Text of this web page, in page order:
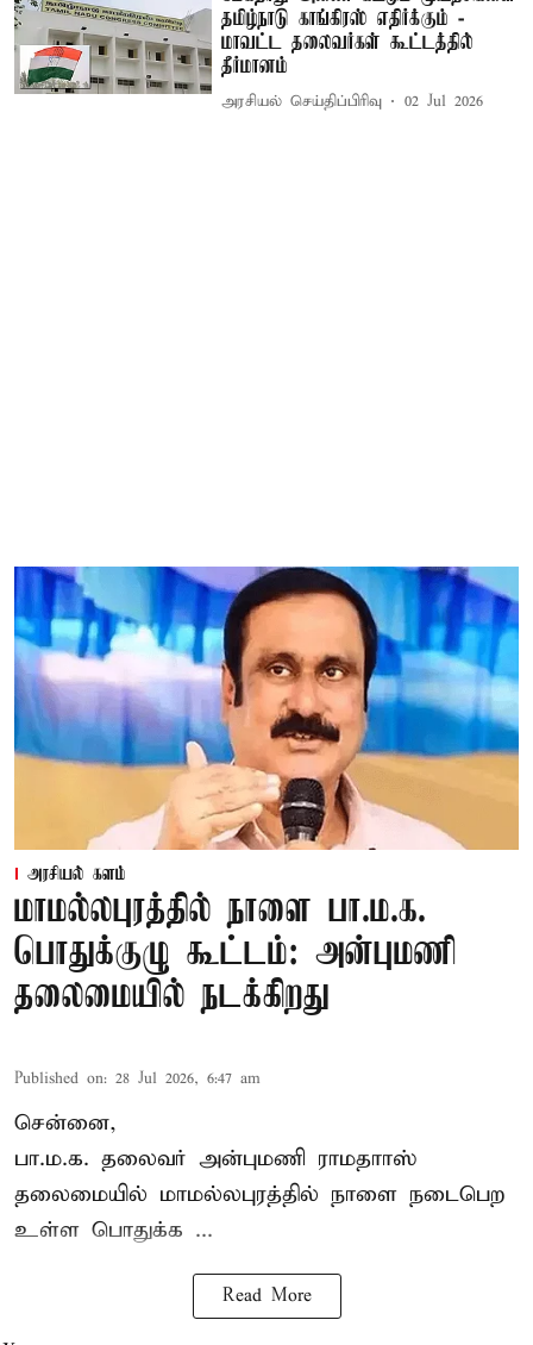
தமிழ்நாடு காங்கிரஸ் எதிர்க்கும் -
மாவட்ட தலைவர்கள் கூட்டத்தில்
தீர்மானம்
அரசியல் செய்திப்பிரிவு 02 Jul 2026
அரசியல் களம்
மாமல்லபுரத்தில் நாளை பா.ம.க.
பொதுக்குழு கூட்டம்: அன்புமணி
தலைமையில் நடக்கிறது
Published on: 28 Jul 2026, 6:47 am
சென்னை,
பா.ம.க. தலைவர் அன்புமணி ராமதாாஸ்
தலைமையில் மாமல்லபுரத்தில் நாளை நடைபெற
உள்ள பொதுக்க ...
Read More